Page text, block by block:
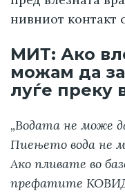
нивниот контакт
МИТ: Ако
можам да
луѓе преку
„Водата не може
Пиењето вода не
Ако пливате во
префатите